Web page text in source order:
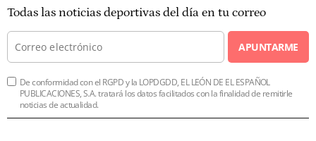
Todas las noticias deportivas del día en tu correo
APUNTARME
De conformidad con el RGPD y la LOPDGDD, EL LEÓN DE EL ESPAÑOL
PUBLICACIONES, S.A. tratará los datos facilitados con la finalidad de remitirle
noticias de actualidad.